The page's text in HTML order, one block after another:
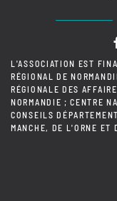
L'ASSOCIATION EST
RÉGIONAL DE
RÉGIONALE DES
NORMANDIE ; CENTRE
CONSEILS
MANCHE, DE L'ORNE ET